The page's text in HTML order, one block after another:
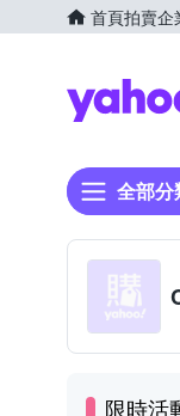
首頁拍賣企
全部分
限時活